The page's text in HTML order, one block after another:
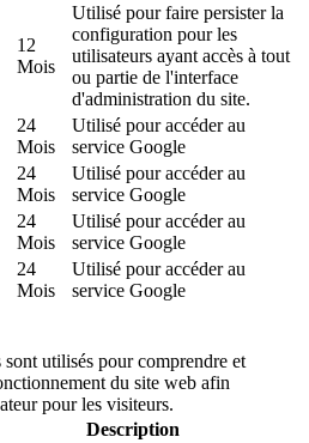
12
Mois
Utilisé pour faire persister la
configuration pour les
utilisateurs ayant accès à tout
ou partie de l'interface
d'administration du site.
24
Mois
Utilisé pour accéder au
service Google
24
Mois
Utilisé pour accéder au
service Google
24
Mois
Utilisé pour accéder au
service Google
24
Mois
Utilisé pour accéder au
service Google
utilisés pour comprendre et
du site web afin
pour les visiteurs.
Description